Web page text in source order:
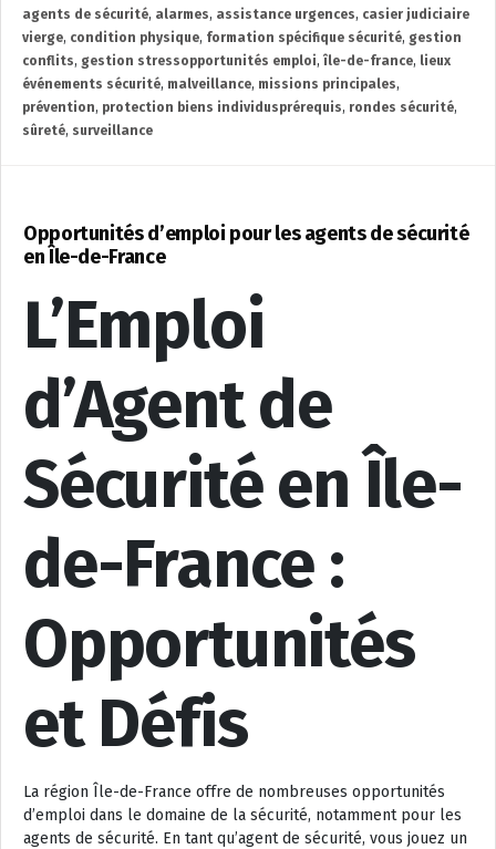
agents de sécurité, alarmes, assistance urgences, casier judiciaire
vierge, condition physique, formation spécifique sécurité, gestion
conflits, gestion stressopportunités emploi, île-de-france, lieux
événements sécurité, malveillance, missions principales,
prévention, protection biens individusprérequis, rondes sécurité,
sûreté, surveillance
Opportunités d’emploi pour les agents de sécurité
en Île-de-France
L’Emploi
d’Agent de
Sécurité en Île-
de-France :
Opportunités
et Défis
La région Île-de-France offre de nombreuses opportunités
d’emploi dans le domaine de la sécurité, notamment pour les
agents de sécurité. En tant qu’agent de sécurité, vous jouez un